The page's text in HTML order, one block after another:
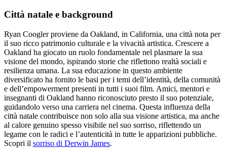
Città natale e background
Ryan Coogler proviene da Oakland, in California, una città nota per
il suo ricco patrimonio culturale e la vivacità artistica. Crescere a
Oakland ha giocato un ruolo fondamentale nel plasmare la sua
visione del mondo, ispirando storie che riflettono realtà sociali e
resilienza umana. La sua educazione in questo ambiente
diversificato ha fornito le basi per i temi dell’identità, della comunità
e dell’empowerment presenti in tutti i suoi film. Amici, mentori e
insegnanti di Oakland hanno riconosciuto presto il suo potenziale,
guidandolo verso una carriera nel cinema. Questa influenza della
città natale contribuisce non solo alla sua visione artistica, ma anche
al calore genuino spesso visibile nel suo sorriso, riflettendo un
legame con le radici e l’autenticità in tutte le apparizioni pubbliche.
Scopri il sorriso di Derwin James.